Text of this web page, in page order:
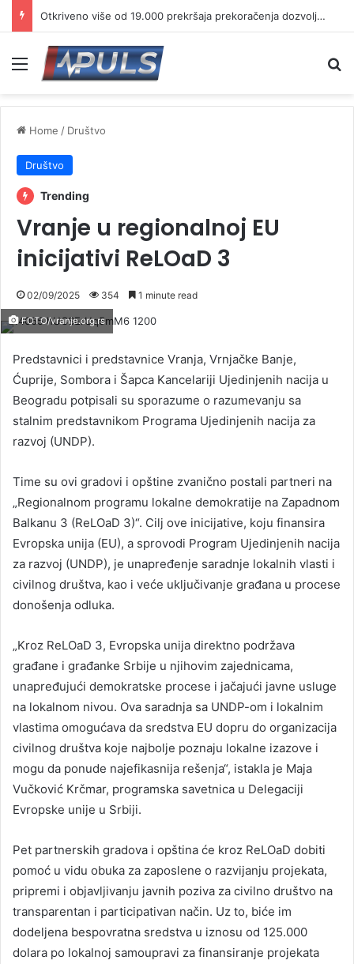
Otkriveno više od 19.000 prekršaja prekoračenja dozvoljene brzine
Menu
Home / Društvo
Društvo
Trending
Vranje u regionalnoj EU
inicijativi ReLOaD 3
02/09/2025 354 1 minute read
FOTO/vranje.org.rs
Predstavnici i predstavnice Vranja, Vrnjačke Banje,
Ćuprije, Sombora i Šapca Kancelariji Ujedinjenih nacija u
Beogradu potpisali su sporazume o razumevanju sa
stalnim predstavnikom Programa Ujedinjenih nacija za
razvoj (UNDP).
Time su ovi gradovi i opštine zvanično postali partneri na
„Regionalnom programu lokalne demokratije na Zapadnom
Balkanu 3 (ReLOaD 3)“. Cilj ove inicijative, koju finansira
Evropska unija (EU), a sprovodi Program Ujedinjenih nacija
za razvoj (UNDP), je unapređenje saradnje lokalnih vlasti i
civilnog društva, kao i veće uključivanje građana u procese
donošenja odluka.
„Kroz ReLOaD 3, Evropska unija direktno podržava
građane i građanke Srbije u njihovim zajednicama,
unapređujući demokratske procese i jačajući javne usluge
na lokalnom nivou. Ova saradnja sa UNDP-om i lokalnim
vlastima omogućava da sredstva EU dopru do organizacija
civilnog društva koje najbolje poznaju lokalne izazove i
mogu da ponude najefikasnija rešenja“, istakla je Maja
Vučković Krčmar, programska savetnica u Delegaciji
Evropske unije u Srbiji.
Pet partnerskih gradova i opština će kroz ReLOaD dobiti
pomoć u vidu obuka za zaposlene o razvijanju projekata,
pripremi i objavljivanju javnih poziva za civilno društvo na
transparentan i participativan način. Uz to, biće im
dodeljena bespovratna sredstva u iznosu od 125.000
dolara po lokalnoj samoupravi za finansiranje projekata